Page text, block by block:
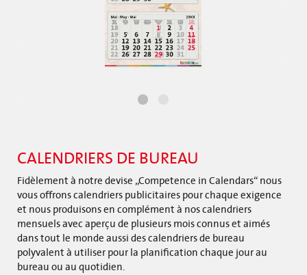
CALENDRIERS DE BUREAU
Fidèlement à notre devise „Competence in Calendars“ nous
vous offrons calendriers publicitaires pour chaque exigence
et nous produisons en complément à nos calendriers
mensuels avec aperçu de plusieurs mois connus et aimés
dans tout le monde aussi des calendriers de bureau
polyvalent à utiliser pour la planification chaque jour au
bureau ou au quotidien.